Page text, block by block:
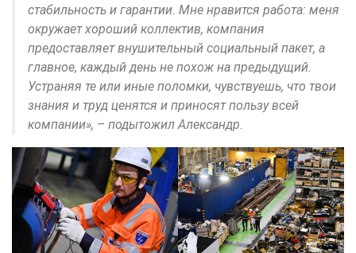
стабильность и гарантии. Мне нравится работа: меня
окружает хороший коллектив, компания
предоставляет внушительный социальный пакет, а
главное, каждый день не похож на предыдущий.
Устраняя те или иные поломки, чувствуешь, что твои
знания и труд ценятся и приносят пользу всей
компании», – подытожил Александр.